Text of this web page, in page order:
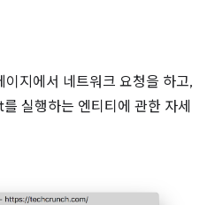
지에서 네트워크 요청을 하고,
실행하는 엔티티에 관한 자세